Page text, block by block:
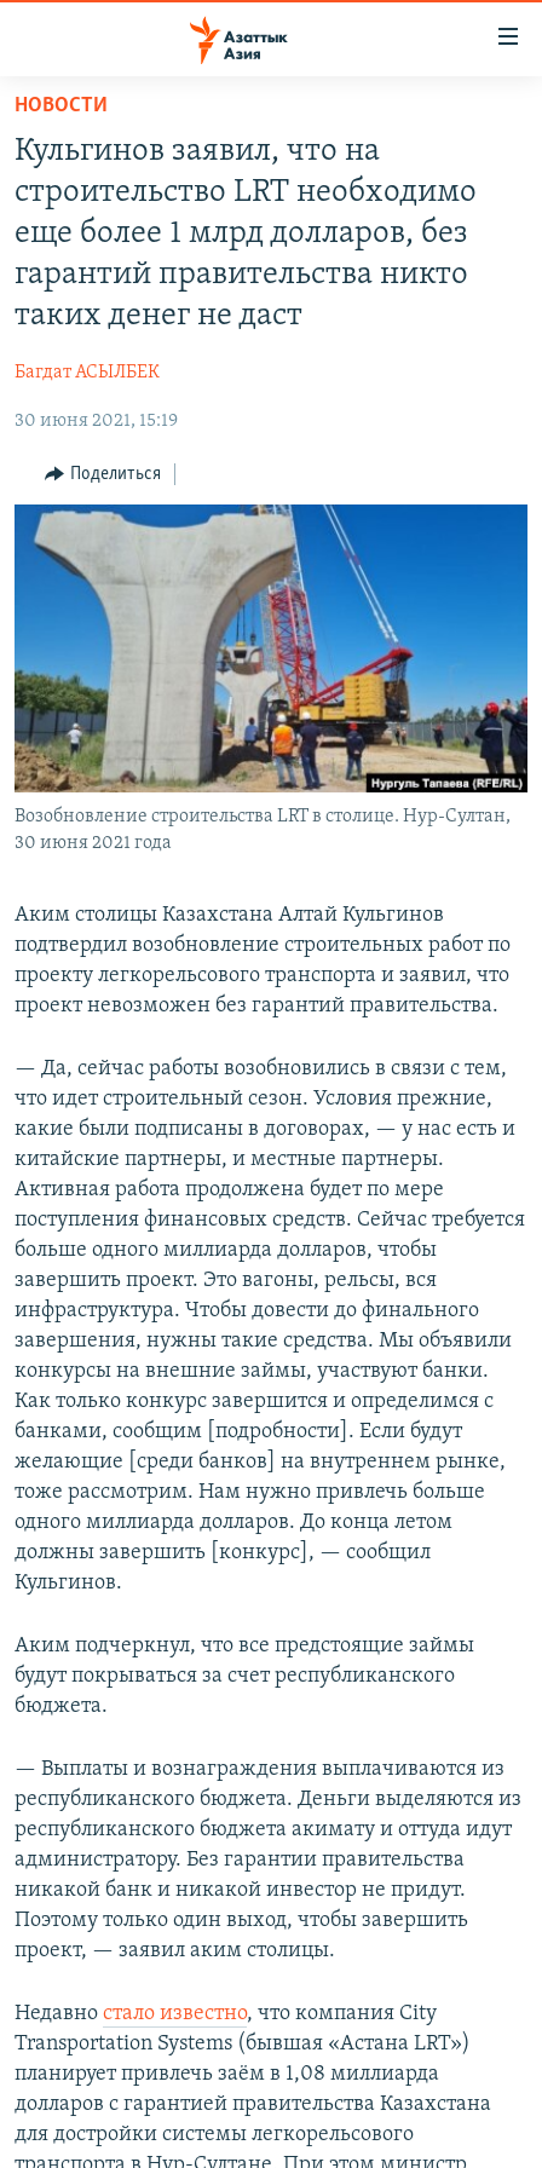
Вернуться
основному
содержанию
Вернутся
главной
навигации
КЫРГЫЗСТАН
НОВОСТИ
ВОЙНА В УКРАИНЕ
НА ДРУГИХ ЯЗЫКАХ
TÜRKMENÇE
ПОДПИШИТЕСЬ НА НАС В СОЦСЕТЯХ
НОВОСТИ
Кульгинов заявил, что на
строительство LRT необходимо
еще более 1 млрд долларов, без
гарантий правительства никто
таких денег не даст
Багдат АСЫЛБЕК
30 июня 2021, 15:19
Поделиться
Возобновление строительства LRT в столице. Нур-Султан,
30 июня 2021 года
Аким столицы Казахстана Алтай Кульгинов
подтвердил возобновление строительных работ по
проекту легкорельсового транспорта и заявил, что
проект невозможен без гарантий правительства.
— Да, сейчас работы возобновились в связи с тем,
что идет строительный сезон. Условия прежние,
какие были подписаны в договорах, — у нас есть и
китайские партнеры, и местные партнеры.
Активная работа продолжена будет по мере
поступления финансовых средств. Сейчас требуется
больше одного миллиарда долларов, чтобы
завершить проект. Это вагоны, рельсы, вся
инфраструктура. Чтобы довести до финального
завершения, нужны такие средства. Мы объявили
конкурсы на внешние займы, участвуют банки.
Как только конкурс завершится и определимся с
банками, сообщим [подробности]. Если будут
желающие [среди банков] на внутреннем рынке,
тоже рассмотрим. Нам нужно привлечь больше
одного миллиарда долларов. До конца летом
должны завершить [конкурс], — сообщил
Кульгинов.
Аким подчеркнул, что все предстоящие займы
будут покрываться за счет республиканского
бюджета.
— Выплаты и вознаграждения выплачиваются из
республиканского бюджета. Деньги выделяются из
республиканского бюджета акимату и оттуда идут
администратору. Без гарантии правительства
никакой банк и никакой инвестор не придут.
Поэтому только один выход, чтобы завершить
проект, — заявил аким столицы.
Недавно стало известно, что компания City
Transportation Systems (бывшая «Астана LRT»)
планирует привлечь заём в 1,08 миллиарда
долларов с гарантией правительства Казахстана
для достройки системы легкорельсового